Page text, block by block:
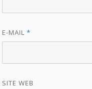
E-MAIL*
SITE WEB